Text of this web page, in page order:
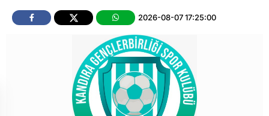
2026-08-07 17:25:00